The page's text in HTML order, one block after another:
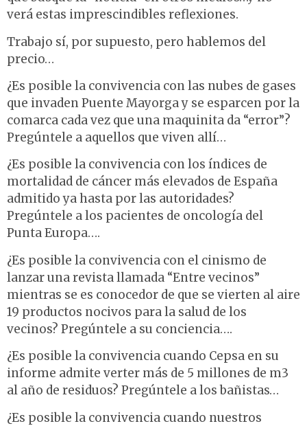
verá estas imprescindibles reflexiones.
Trabajo sí, por supuesto, pero hablemos del
precio…
¿Es posible la convivencia con las nubes de gases
que invaden Puente Mayorga y se esparcen por la
comarca cada vez que una maquinita da “error”?
Pregúntele a aquellos que viven allí…
¿Es posible la convivencia con los índices de
mortalidad de cáncer más elevados de España
admitido ya hasta por las autoridades?
Pregúntele a los pacientes de oncología del
Punta Europa….
¿Es posible la convivencia con el cinismo de
lanzar una revista llamada “Entre vecinos”
mientras se es conocedor de que se vierten al aire
19 productos nocivos para la salud de los
vecinos? Pregúntele a su conciencia….
¿Es posible la convivencia cuando Cepsa en su
informe admite verter más de 5 millones de m3
al año de residuos? Pregúntele a los bañistas…
¿Es posible la convivencia cuando nuestros